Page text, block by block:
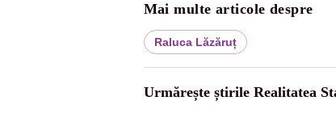
Mai multe articole despre
Raluca Lăzăruț
Urmărește știrile Realitatea